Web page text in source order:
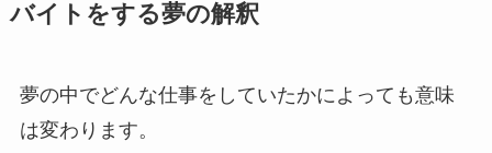
バイトをする夢の解釈
夢の中でどんな仕事をしていたかによっても意味
は変わります。